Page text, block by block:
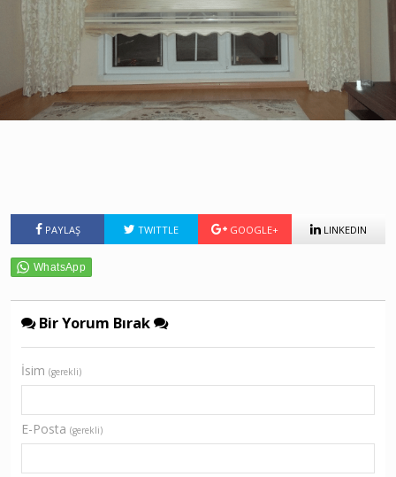
PAYLAŞ TWITTLE GOOGLE+ LINKEDIN
Bir Yorum Bırak
İsim (gerekli)
E-Posta (gerekli)